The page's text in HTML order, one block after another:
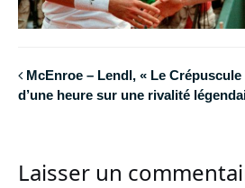
McEnroe – Lendl, « Le
d’une heure sur une rivalité
Laisser un